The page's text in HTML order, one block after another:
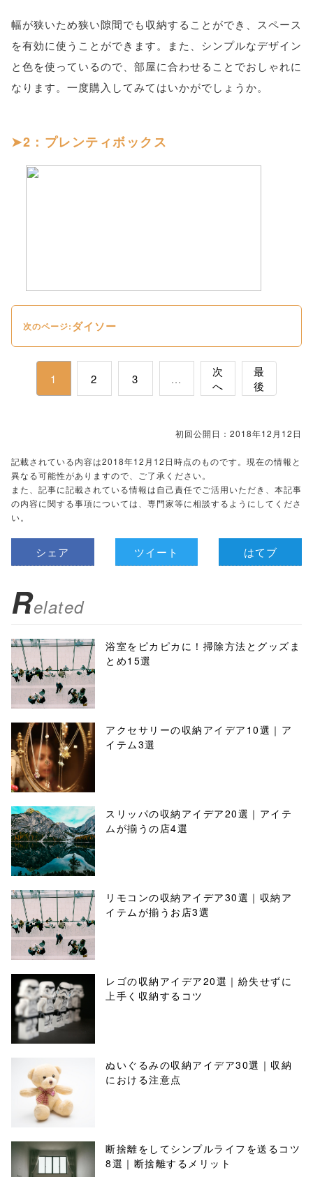
幅が狭いため狭い隙間でも収納することができ、スペース
を有効に使うことができます。また、シンプルなデザイン
と色を使っているので、部屋に合わせることでおしゃれに
なります。一度購入してみてはいかがでしょうか。
2：プレンティボックス
次のページ:ダイソー
1 2 3 ...
次
へ
最
後
初回公開日：2018年12月12日
記載されている内容は2018年12月12日時点のものです。現在の情報と
異なる可能性がありますので、ご了承ください。
また、記事に記載されている情報は自己責任でご活用いただき、本記事
の内容に関する事項については、専門家等に相談するようにしてくださ
い。
シェア ツイート はてブ
Related
浴室をピカピカに！掃除方法とグッズま
とめ15選
アクセサリーの収納アイデア10選｜ア
イテム3選
スリッパの収納アイデア20選｜アイテ
ムが揃うの店4選
リモコンの収納アイデア30選｜収納ア
イテムが揃うお店3選
レゴの収納アイデア20選｜紛失せずに
上手く収納するコツ
ぬいぐるみの収納アイデア30選｜収納
における注意点
断捨離をしてシンプルライフを送るコツ
8選｜断捨離するメリット